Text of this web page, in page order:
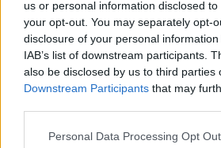
us or personal information disclosed
your opt-out. You may separately opt-
disclosure of your personal
IAB’s list of downstream participants.
also be disclosed by us to third parties
Downstream Participants that may
Personal Data Processing Opt
Kertből a konyhába: Így
500 dollárt friss